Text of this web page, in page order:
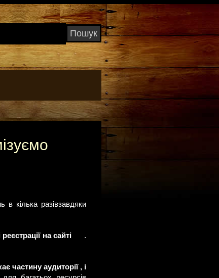
кілька разівзавдяки
на сайті
.
частину аудиторії , і